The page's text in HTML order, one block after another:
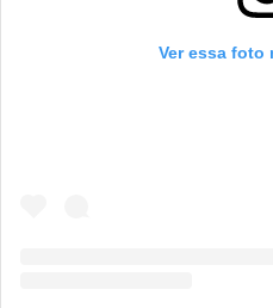
Ver essa foto